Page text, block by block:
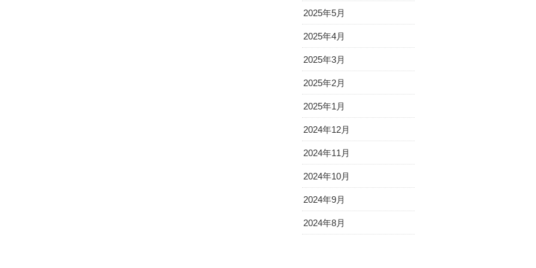
2025年5月
2025年4月
2025年3月
2025年2月
2025年1月
2024年12月
2024年11月
2024年10月
2024年9月
2024年8月